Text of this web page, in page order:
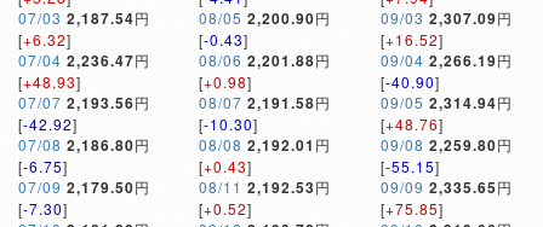
07/03 2,187.54円
[+6.32]
07/04 2,236.47円
[+48.93]
07/07 2,193.56円
[-42.92]
07/08 2,186.80円
[-6.75]
07/09 2,179.50円
[-7.30]
08/05 2,200.90円
[-0.43]
08/06 2,201.88円
[+0.98]
08/07 2,191.58円
[-10.30]
08/08 2,192.01 円
[+0.43]
08/11 2,192.53円
[+0.52]
09/03 2,307.09円
[+16.52]
09/04 2,266.19円
[-40.90]
09/05 2,314.94円
[+48.76]
09/08 2,259.80円
[-55.15]
09/09 2,335.65円
[+75.85]